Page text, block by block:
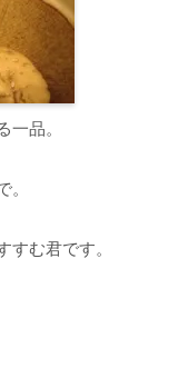
一品。
。
すむ君です。